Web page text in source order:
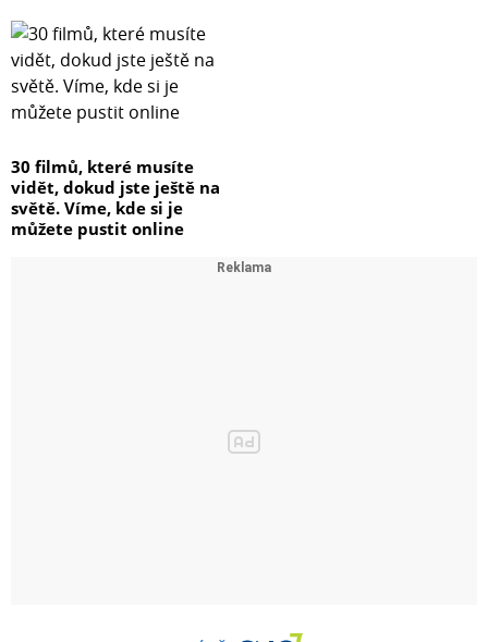
30 filmů, které musíte
vidět, dokud jste ještě na
světě. Víme, kde si je
můžete pustit online